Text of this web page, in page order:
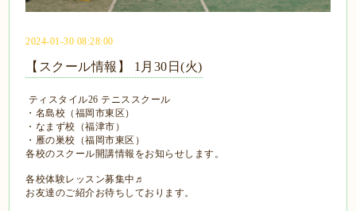
2024-01-30 08:28:00
【スクール情報】 1月30日(火)
ティスタイル26 テニススクール
・名島校（福岡市東区）
・なまず校（福津市）
・雁の巣校（福岡市東区）
各校のスクール開講情報をお知らせします。
各校体験レッスン募集中♬
お友達のご紹介お待ちしております。